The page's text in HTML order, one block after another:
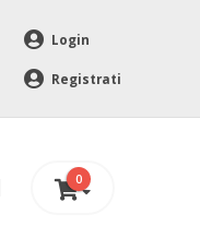
Login
Registrati
0